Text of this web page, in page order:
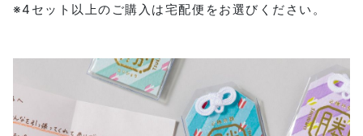
※4セット以上のご購入は宅配便をお選びください。